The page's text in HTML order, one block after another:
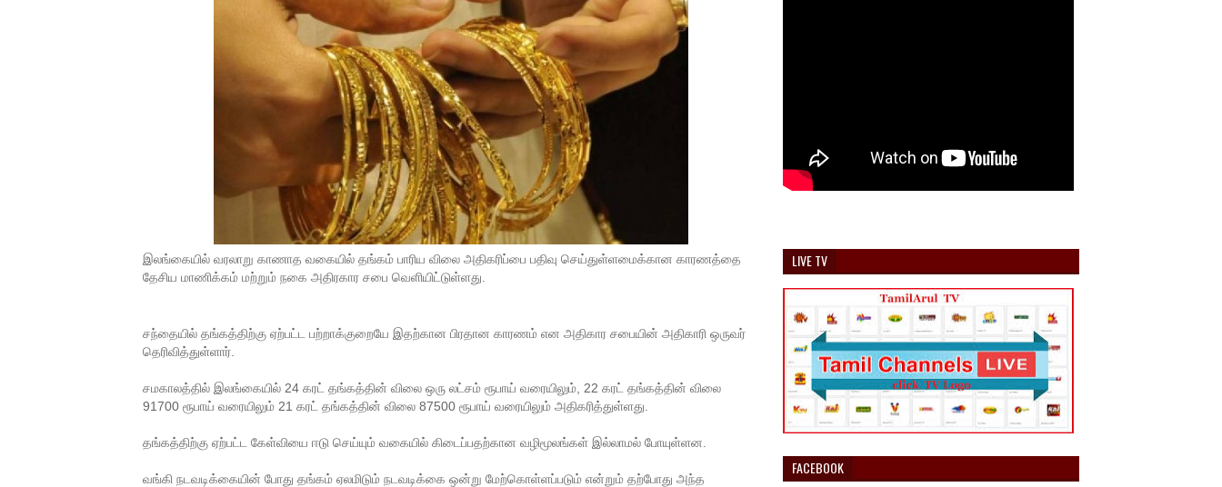
இலங்கையில் வரலாறு காணாத வகையில் தங்கம் பாரிய விலை அதிகரிப்பை பதிவு செய்துள்ளமைக்கான காரணத்தை
தேசிய மாணிக்கம் மற்றும் நகை அதிரகார சபை வெளியிட்டுள்ளது.
சந்தையில் தங்கத்திற்கு ஏற்பட்ட பற்றாக்குறையே இதற்கான பிரதான காரணம் என அதிகார சபையின் அதிகாரி ஒருவர்
தெரிவித்துள்ளார்.
சமகாலத்தில் இலங்கையில் 24 கரட் தங்கத்தின் விலை ஒரு லட்சம் ரூபாய் வரையிலும், 22 கரட் தங்கத்தின் விலை
91700 ரூபாய் வரையிலும் 21 கரட் தங்கத்தின் விலை 87500 ரூபாய் வரையிலும் அதிகரித்துள்ளது.
தங்கத்திற்கு ஏற்பட்ட கேள்வியை ஈடு செய்யும் வகையில் கிடைப்பதற்கான வழிமூலங்கள் இல்லாமல் போயுள்ளன.
வங்கி நடவடிக்கையின் போது தங்கம் ஏலமிடும் நடவடிக்கை ஒன்று மேற்கொள்ளப்படும் என்றும் தற்போது அந்த
LIVE TV
FACEBOOK